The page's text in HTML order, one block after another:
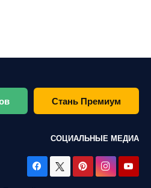
Стань Премиум
СОЦИАЛЬНЫЕ МЕДИА